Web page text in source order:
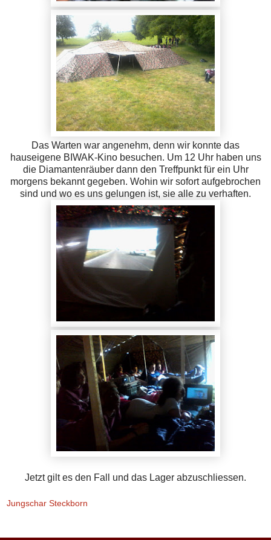
Das Warten war angenehm, denn wir konnte das
hauseigene BIWAK-Kino besuchen. Um 12 Uhr haben uns
die Diamantenräuber dann den Treffpunkt für ein Uhr
morgens bekannt gegeben. Wohin wir sofort aufgebrochen
sind und wo es uns gelungen ist, sie alle zu verhaften.
Jetzt gilt es den Fall und das Lager abzuschliessen.
Jungschar Steckborn